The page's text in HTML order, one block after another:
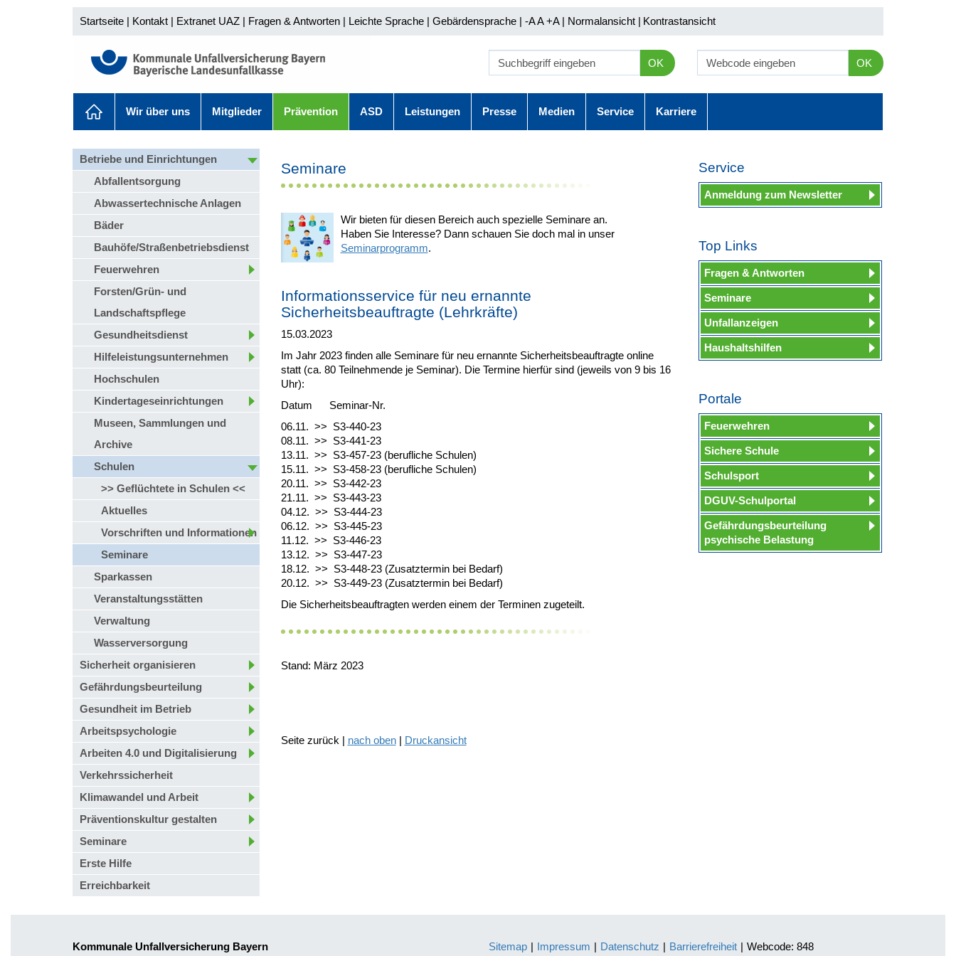
Startseite | Kontakt | Extranet UAZ | Fragen & Antworten | Leichte Sprache | Gebärdensprache | -A A+A | Normalansicht | Kontrastansicht
OK OK
Wir über uns Mitglieder Prävention ASD Leistungen Presse Medien Service Karriere
Betriebe und Einrichtungen
Abfallentsorgung
Abwassertechnische Anlagen
Bäder
Bauhöfe/Straßenbetriebsdienst
Feuerwehren
Forsten/Grün- und
Landschaftspflege
Gesundheitsdienst
Hilfeleistungsunternehmen
Hochschulen
Kindertageseinrichtungen
Museen, Sammlungen und
Archive
Schulen
>> Geflüchtete in Schulen <<
Aktuelles
Vorschriften und Informationen
Seminare
Sparkassen
Veranstaltungsstätten
Verwaltung
Wasserversorgung
Sicherheit organisieren
Gefährdungsbeurteilung
Gesundheit im Betrieb
Arbeitspsychologie
Arbeiten 4.0 und Digitalisierung
Verkehrssicherheit
Klimawandel und Arbeit
Präventionskultur gestalten
Seminare
Erste Hilfe
Erreichbarkeit
Seminare
Wir bieten für diesen Bereich auch spezielle Seminare an.
Haben Sie Interesse? Dann schauen Sie doch mal in unser
Seminarprogramm.
Informationsservice für neu ernannte
Sicherheitsbeauftragte (Lehrkräfte)
15.03.2023
Im Jahr 2023 finden alle Seminare für neu ernannte Sicherheitsbeauftragte online
statt (ca. 80 Teilnehmende je Seminar). Die Termine hierfür sind (jeweils von 9 bis 16
Uhr):
Datum Seminar-Nr.
06.11. >> S3-440-23
08.11. >> S3-441-23
13.11. >> S3-457-23 (berufliche Schulen)
15.11. >> S3-458-23 (berufliche Schulen)
20.11. >> S3-442-23
21.11. >> S3-443-23
04.12. >> S3-444-23
06.12. >> S3-445-23
11.12. >> S3-446-23
13.12. >> S3-447-23
18.12. >> S3-448-23 (Zusatztermin bei Bedarf)
20.12. >> S3-449-23 (Zusatztermin bei Bedarf)
Die Sicherheitsbeauftragten werden einem der Terminen zugeteilt.
Stand: März 2023
Seite zurück | nach oben| Druckansicht
Service
Anmeldung zum Newsletter
Top Links
Fragen & Antworten
Seminare
Unfallanzeigen
Haushaltshilfen
Portale
Feuerwehren
Sichere Schule
Schulsport
DGUV-Schulportal
Gefährdungsbeurteilung
psychische Belastung
Kommunale Unfallversicherung Bayern
Sitemap | Impressum | Datenschutz | Barrierefreiheit | Webcode: 848